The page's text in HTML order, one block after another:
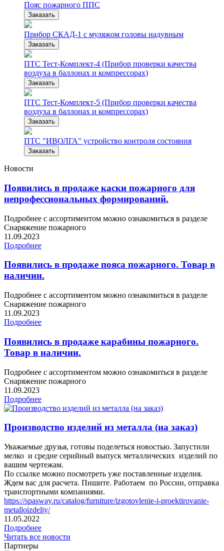
Пояс пожарного ППС
Заказать
Прибор СКАД-1 с муляжом головы надувным
Заказать
ПТС Тест-Комплект-4 (Прибор проверки качества
воздуха в баллонах и компрессорах)
Заказать
ПТС Тест-Комплект-5 (Прибор проверки качества
воздуха в баллонах и компрессорах)
Заказать
ПТС "ИВОЛГА" устройство контроля состояния
Заказать
Новости
Появились в продаже каски пожарного для
непрофессиональных формирований.
Подробнее с ассортиментом можно ознакомиться в разделе
Снаряжение пожарного
11.09.2023
Подробнее
Появились в продаже пояса пожарного. Товар в
наличии.
Подробнее с ассортиментом можно ознакомиться в разделе
Снаряжение пожарного
11.09.2023
Подробнее
Появились в продаже карабины пожарного.
Товар в наличии.
Подробнее с ассортиментом можно ознакомиться в разделе
Снаряжение пожарного
11.09.2023
Подробнее
Производство изделий из металла (на заказ)
Уважаемые друзья, готовы поделеться новостью. Запустили
мелко и средне серийный выпуск металлических изделий по
вашим чертежам.
По ссылке можно посмотреть уже поставленные изделия.
Ждем вас для расчета. Пишите. Работаем по России, отправка
транспортными компаниями.
https://spasway.ru/catalog/furniture/izgotovlenie-i-proektirovanie-
metalloizdeliy/
11.05.2022
Подробнее
Читать все новости
Партнеры